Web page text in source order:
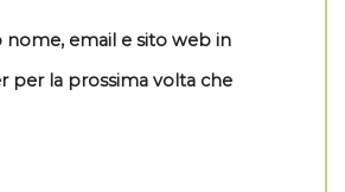
nome, email e sito web in
per la prossima volta che